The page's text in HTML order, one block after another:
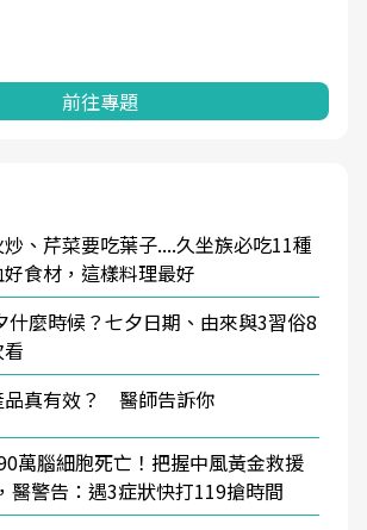
前往專題
、芹菜要吃葉子....久坐族必吃11種
食材，這樣料理最好
什麼時候？七夕日期、由來與3習俗8
品真有效？ 醫師告訴你
萬腦細胞死亡！把握中風黃金救援
醫警告：遇3症狀快打119搶時間